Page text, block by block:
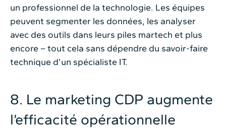
un professionnel de la technologie. Les équipes
peuvent segmenter les données, les analyser
avec des outils dans leurs piles martech et plus
encore – tout cela sans dépendre du savoir-faire
technique d’un spécialiste IT.
8. Le marketing CDP augmente
l’efficacité opérationnelle